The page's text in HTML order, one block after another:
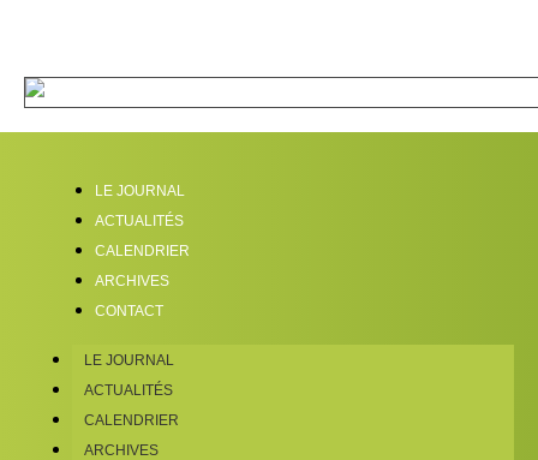
LE JOURNAL
ACTUALITÉS
CALENDRIER
ARCHIVES
CONTACT
LE JOURNAL
ACTUALITÉS
CALENDRIER
ARCHIVES